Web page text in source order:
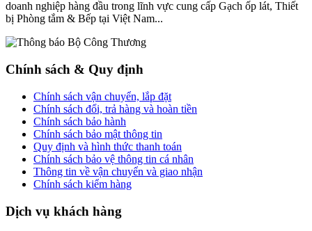
doanh nghiệp hàng đầu trong lĩnh vực cung cấp Gạch ốp lát, Thiết
bị Phòng tắm & Bếp tại Việt Nam...
Chính sách & Quy định
Chính sách vận chuyển, lắp đặt
Chính sách đổi, trả hàng và hoàn tiền
Chính sách bảo hành
Chính sách bảo mật thông tin
Quy định và hình thức thanh toán
Chính sách bảo vệ thông tin cá nhân
Thông tin về vận chuyển và giao nhận
Chính sách kiểm hàng
Dịch vụ khách hàng